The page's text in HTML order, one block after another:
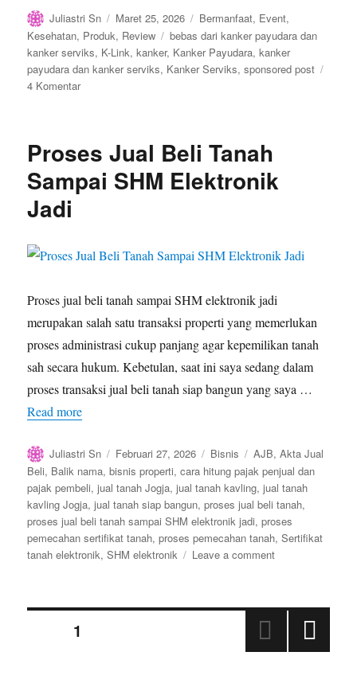
Author
Juliastri Sn
Posted
on
Maret 25, 2026 Categories
Bermanfaat, Event,
Kesehatan, Produk, Review Tags
bebas dari kanker payudara dan
kanker serviks, K-Link,kanker, Kanker Payudara,kanker
payudara dan kanker serviks, Kanker Serviks,sponsored post
4 Komentarpada
Payudara
Kanker
Proses Jual Beli Tanah
Sampai SHM Elektronik
Jadi
Proses jual beli tanah sampai SHM elektronik jadi
merupakan salah satu transaksi properti yang memerlukan
proses administrasi cukup panjang agar kepemilikan tanah
sah secara hukum. Kebetulan, saat ini saya sedang dalam
proses transaksi jual beli tanah siap bangun yang saya …
Read more
Author
Juliastri Sn
Posted
on
Februari 27, 2026 Categories
Bisnis Tags
AJB,Akta Jual
Beli, Balik nama,bisnis properti,cara hitung pajak penjual dan
pajak pembeli,jual tanah Jogja,jual tanah kavling,jual tanah
kavling Jogja,jual tanah siap bangun,proses jual beli tanah,
proses jual beli tanah sampai SHM elektronik jadi,proses
pemecahan sertifikat tanah,proses pemecahan tanah,Sertifikat
tanah elektronik,SHM elektronik Leave a commenton
Beli
Sampai
SHM
Paginasi
1